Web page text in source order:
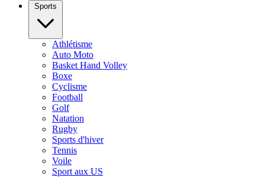
Sports
Athlétisme
Auto Moto
Basket Hand Volley
Boxe
Cyclisme
Football
Golf
Natation
Rugby
Sports d'hiver
Tennis
Voile
Sport aux US